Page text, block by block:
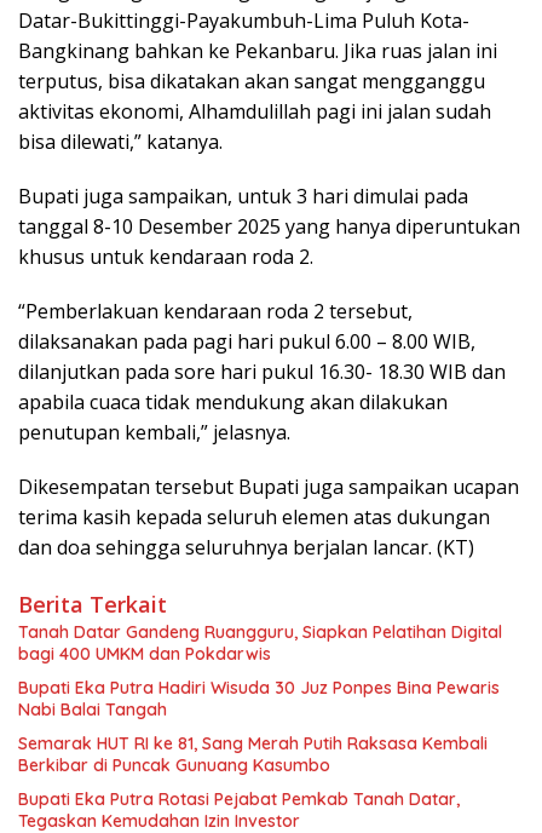
Datar-Bukittinggi-Payakumbuh-Lima Puluh Kota-
Bangkinang bahkan ke Pekanbaru. Jika ruas jalan ini
terputus, bisa dikatakan akan sangat mengganggu
aktivitas ekonomi, Alhamdulillah pagi ini jalan sudah
bisa dilewati,” katanya.
Bupati juga sampaikan, untuk 3 hari dimulai pada
tanggal 8-10 Desember 2025 yang hanya diperuntukan
khusus untuk kendaraan roda 2.
“Pemberlakuan kendaraan roda 2 tersebut,
dilaksanakan pada pagi hari pukul 6.00 – 8.00 WIB,
dilanjutkan pada sore hari pukul 16.30- 18.30 WIB dan
apabila cuaca tidak mendukung akan dilakukan
penutupan kembali,” jelasnya.
Dikesempatan tersebut Bupati juga sampaikan ucapan
terima kasih kepada seluruh elemen atas dukungan
dan doa sehingga seluruhnya berjalan lancar. (KT)
Berita Terkait
Tanah Datar Gandeng Ruangguru, Siapkan Pelatihan Digital
bagi 400 UMKM dan Pokdarwis
Bupati Eka Putra Hadiri Wisuda 30 Juz Ponpes Bina Pewaris
Nabi Balai Tangah
Semarak HUT RI ke 81, Sang Merah Putih Raksasa Kembali
Berkibar di Puncak Gunuang Kasumbo
Bupati Eka Putra Rotasi Pejabat Pemkab Tanah Datar,
Tegaskan Kemudahan Izin Investor